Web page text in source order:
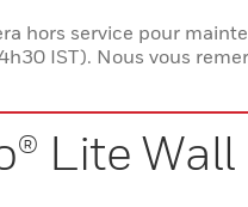
hors service pour
IST). Nous vous
Lite